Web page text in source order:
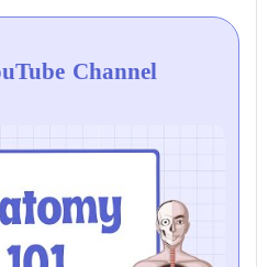
Channel